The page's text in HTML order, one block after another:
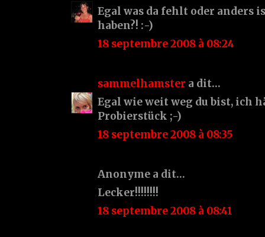
Egal was da fehlt oder anders
haben?! :-)
18 septembre 2008 à 08:24
sammelhamster a dit…
Egal wie weit weg du bist, ich
Probierstück ;-)
18 septembre 2008 à 08:35
Anonyme a dit…
Lecker!!!!!!!!
18 septembre 2008 à 08:41